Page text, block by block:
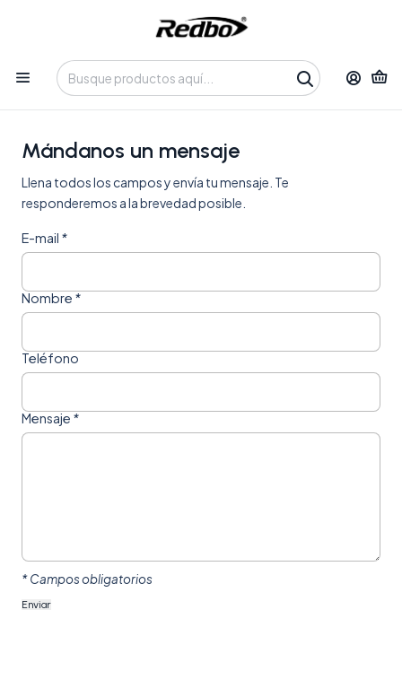
Tienda 100% Online con despacho a domicilio o retiro en
Oficina • Lun-Vie 09:30-14:00 / 15:00-17:30 • 📞 +56 9 3730 2311
Mándanos un mensaje
Llena todos los campos y envía tu mensaje. Te
responderemos a la brevedad posible.
E-mail *
Nombre *
Teléfono
Mensaje *
* Campos obligatorios